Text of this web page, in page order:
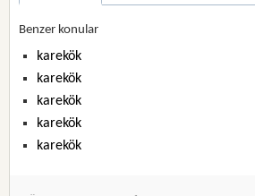
Benzer konular
karekök
karekök
karekök
karekök
karekök